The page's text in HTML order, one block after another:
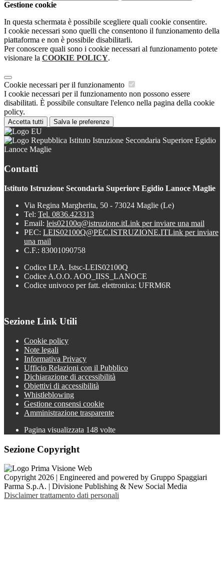
Gestione cookie
In questa schermata è possibile scegliere quali cookie consentire.
I cookie necessari sono quelli che consentono il funzionamento della
piattaforma e non è possibile disabilitarli.
Per conoscere quali sono i cookie necessari al funzionamento potete
visionare la COOKIE POLICY.
Cookie necessari per il funzionamento
I cookie necessari per il funzionamento non possono essere
disabilitati. È possibile consultare l'elenco nella pagina della cookie
policy.
Accetta tutti Salva le preferenze
Istituto Istruzione Secondaria Superiore Egidio
Lanoce Maglie
Contatti
Istituto Istruzione Secondaria Superiore Egidio Lanoce Maglie
Via Regina Margherita, 50 - 73024 Maglie (Le)
Tel: Tel. 0836.423313
Email: leis02100q@istruzione.itLink per inviare una mail
PEC: LEIS02100Q@PEC.ISTRUZIONE.ITLink per inviare
una mail
C.F.: 83001090758
Codice I.P.A. Istsc-LEIS02100Q
Codice A.O.O. AOO_IISS_LANOCE
Codice univoco per fatt. elettronica: UFRM6R
Sezione Link Utili
Cookie policy
Note legali
Informativa Privacy
Ufficio Relazioni con il Pubblico
Dichiarazione di accessibilità
Obiettivi di accessibilità
Whistleblowing
Gestione consensi cookie
Amministrazione trasparente
Pagina visualizzata 148 volte
Sezione Copyright
Copyright 2026 | Engineered and powered by Gruppo Spaggiari
Parma S.p.A. | Divisione Publishing & New Social Media
Disclaimer trattamento dati personali